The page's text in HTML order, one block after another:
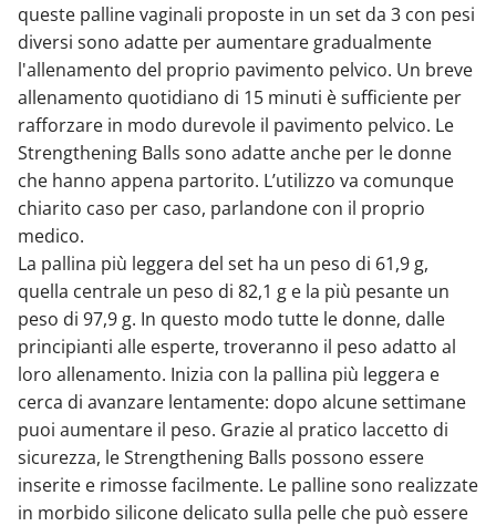
queste palline vaginali proposte in un set da 3 con pesi
diversi sono adatte per aumentare gradualmente
l'allenamento del proprio pavimento pelvico. Un breve
allenamento quotidiano di 15 minuti è sufficiente per
rafforzare in modo durevole il pavimento pelvico. Le
Strengthening Balls sono adatte anche per le donne
che hanno appena partorito. L’utilizzo va comunque
chiarito caso per caso, parlandone con il proprio
medico.
La pallina più leggera del set ha un peso di 61,9 g,
quella centrale un peso di 82,1 g e la più pesante un
peso di 97,9 g. In questo modo tutte le donne, dalle
principianti alle esperte, troveranno il peso adatto al
loro allenamento. Inizia con la pallina più leggera e
cerca di avanzare lentamente: dopo alcune settimane
puoi aumentare il peso. Grazie al pratico laccetto di
sicurezza, le Strengthening Balls possono essere
inserite e rimosse facilmente. Le palline sono realizzate
in morbido silicone delicato sulla pelle che può essere